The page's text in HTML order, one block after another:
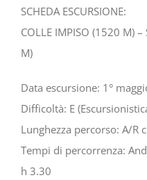
SCHEDA ESCURSIONE:
COLLE IMPISO (1520 M) –
M)
Data escursione: 1°
Difficoltà: E
Lunghezza percorso: A/R
Tempi di percorrenza:
h 3.30